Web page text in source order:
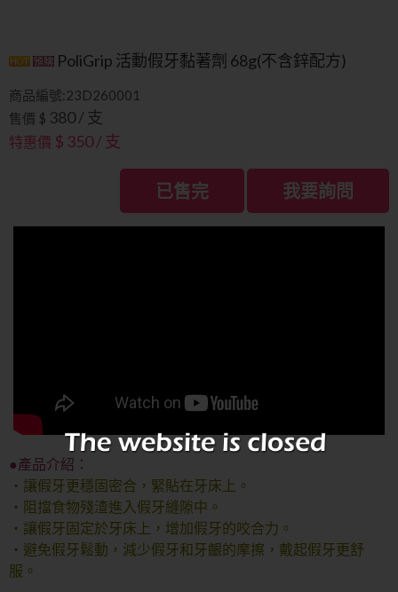
PoliGrip 活動假牙黏著劑 68g(不含鋅配方)
商品編號:23D260001
售價 $ 380 / 支
特惠價 $ 350 / 支
已售完 我要詢問
●產品介紹：
‧讓假牙更穩固密合，緊貼在牙床上。
‧阻擋食物殘渣進入假牙縫隙中。
‧讓假牙固定於牙床上，增加假牙的咬合力。
‧避免假牙鬆動，減少假牙和牙齦的摩擦，戴起假牙更舒
服。